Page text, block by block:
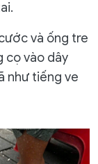
và ống tre
cọ vào dây
như tiếng ve